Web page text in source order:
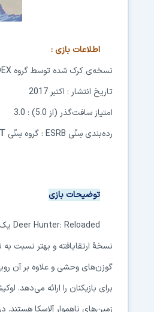
اطلاعات بازی :
نسخه‌ی کرک شده توسط گروه
تاریخ انتشار : اکتبر 2017
امتیاز سافت‌گذر (از 5.0) : 3.0
رده‌بندی سِنّی ESRB : گروه سِنّی T
توضیحات بازی
Deer Hunter: Reloaded یک
نسخهٔ ارتقایافته و بهتر نسبت
گوزن‌های وحشی و علاوه بر آن
برای بازیکنان را ارائه می‌دهد.
زمین‌های ناهموار آلاسکا هستند.